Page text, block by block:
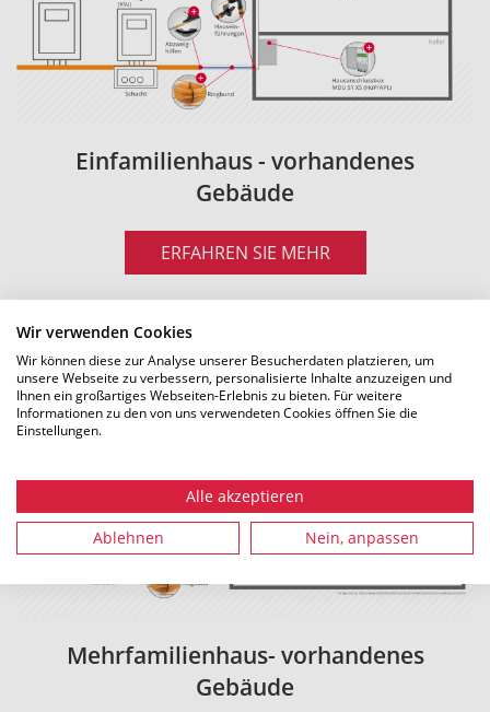
Wir verwenden Cookies
Wir können diese zur Analyse unserer Besucherdaten platzieren, um
unsere Webseite zu verbessern, personalisierte Inhalte anzuzeigen und
Ihnen ein großartiges Webseiten-Erlebnis zu bieten. Für weitere
Informationen zu den von uns verwendeten Cookies öffnen Sie die
Einstellungen.
Alle akzeptieren
Ablehnen Nein, anpassen
Einfamilienhaus - vorhandenes
Gebäude
ERFAHREN SIE MEHR
Mehrfamilienhaus- vorhandenes
Gebäude